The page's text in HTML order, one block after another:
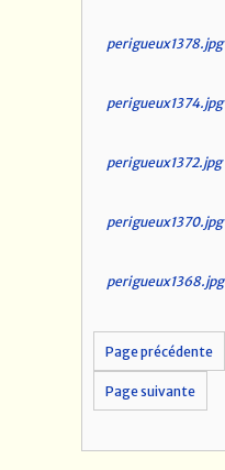
perigueux1378.jpg
perigueux1374.jpg
perigueux1372.jpg
perigueux1370.jpg
perigueux1368.jpg
Page précédente
Page suivante